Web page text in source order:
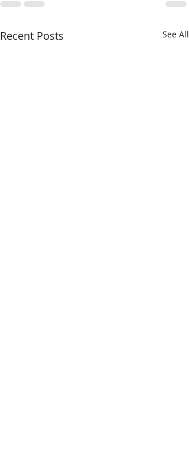
Recent Posts See All